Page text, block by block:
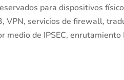
para dispositivos
servicios de firewall,
de IPSEC,